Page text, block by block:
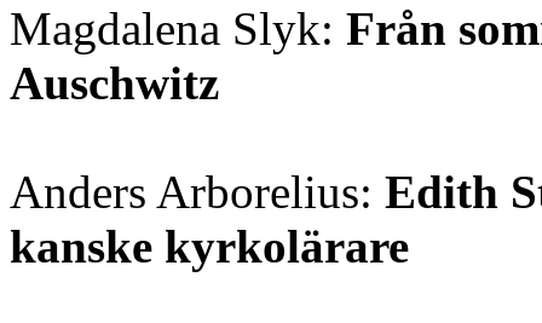
Magdalena Slyk: Från
Auschwitz
Anders Arborelius: Edith
kanske kyrkolärare